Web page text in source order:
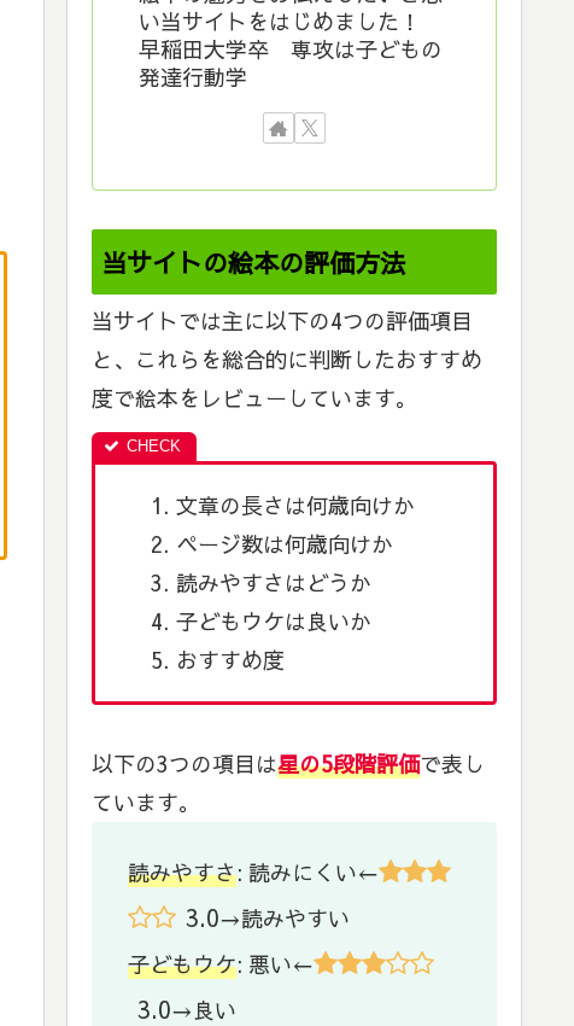
い当サイトをはじめました！
早稲田大学卒 専攻は子どもの
発達行動学
当サイトの絵本の評価方法
当サイトでは主に以下の4つの評価項目
と、これらを総合的に判断したおすすめ
度で絵本をレビューしています。
文章の長さは何歳向けか
ページ数は何歳向けか
読みやすさはどうか
子どもウケは良いか
おすすめ度
以下の3つの項目は星の5段階評価で表し
ています。
読みやすさ: 読みにくい←
3.0→読みやすい
子どもウケ: 悪い←
3.0→良い